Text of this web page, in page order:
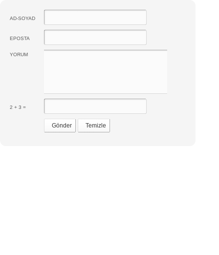
AD-SOYAD
EPOSTA
YORUM
2 + 3 =
Gönder Temizle